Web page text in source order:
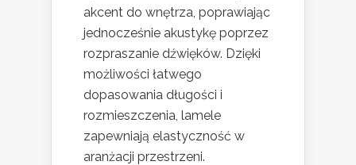
akcent do wnętrza, poprawiając
jednocześnie akustykę poprzez
rozpraszanie dźwięków. Dzięki
możliwości łatwego
dopasowania długości i
rozmieszczenia, lamele
zapewniają elastyczność w
aranżacji przestrzeni.